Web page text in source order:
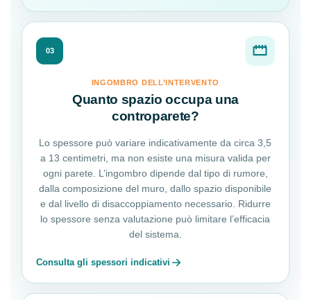
03
INGOMBRO DELL’INTERVENTO
Quanto spazio occupa una
controparete?
Lo spessore può variare indicativamente da circa 3,5
a 13 centimetri, ma non esiste una misura valida per
ogni parete. L’ingombro dipende dal tipo di rumore,
dalla composizione del muro, dallo spazio disponibile
e dal livello di disaccoppiamento necessario. Ridurre
lo spessore senza valutazione può limitare l’efficacia
del sistema.
Consulta gli spessori indicativi